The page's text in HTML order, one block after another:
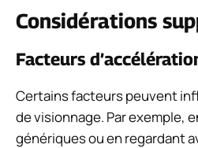
Considérations
Facteurs
Certains facteurs peuvent
de visionnage. Par exemple,
génériques ou en regardant